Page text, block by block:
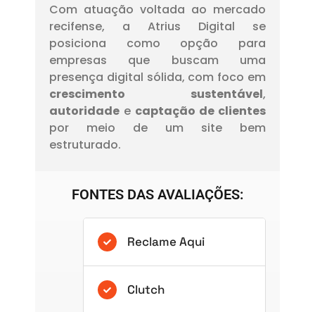
Com atuação voltada ao mercado
recifense, a Atrius Digital se
posiciona como opção para
empresas que buscam uma
presença digital sólida, com foco em
crescimento sustentável,
autoridade e captação de clientes
por meio de um site bem
estruturado.
FONTES DAS AVALIAÇÕES:
Reclame Aqui
Clutch